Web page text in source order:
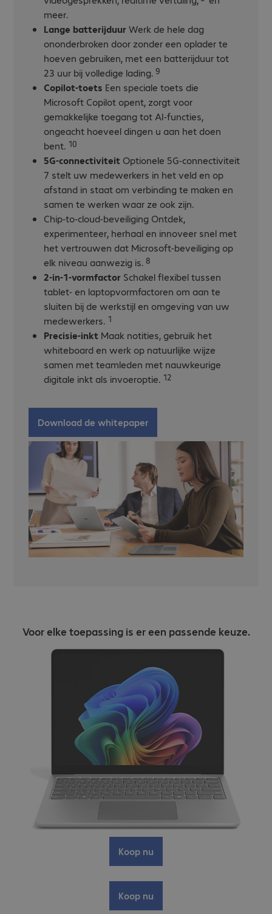
meer.
Lange batterijduurWerk de hele dag
ononderbroken door zonder een oplader te
hoeven gebruiken, met een batterijduur tot
23 uur bij volledige lading. 9
Copilot-toets Een speciale toets die
Microsoft Copilot opent, zorgt voor
gemakkelijke toegang tot AI-functies,
ongeacht hoeveel dingen u aan het doen
bent. 10
5G-connectiviteit Optionele 5G-connectiviteit
7 stelt uw medewerkers in het veld en op
afstand in staat om verbinding te maken en
samen te werken waar ze ook zijn.
Chip-to-cloud-beveiliging Ontdek,
experimenteer, herhaal en innoveer snel met
het vertrouwen dat Microsoft-beveiliging op
elk niveau aanwezig is. 8
2-in-1-vormfactor Schakel flexibel tussen
tablet- en laptopvormfactoren om aan te
sluiten bij de werkstijl en omgeving van uw
medewerkers. 1
Precisie-inkt Maak notities, gebruik het
whiteboard en werk op natuurlijke wijze
samen met teamleden met nauwkeurige
digitale inkt als invoeroptie. 12
Download de whitepaper
Voor elke toepassing is er een passende keuze.
Koop nu
Koop nu